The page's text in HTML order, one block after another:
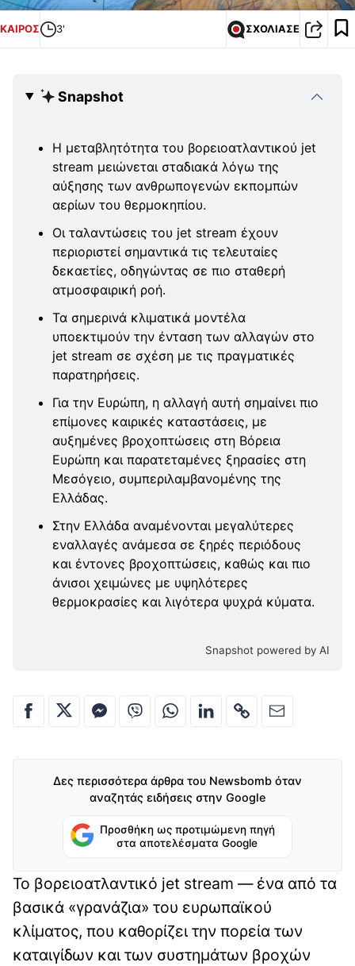
ΚΑΙΡΟΣ 3' ΣΧΟΛΙΑΣΕ
Snapshot
Η μεταβλητότητα του βορειοατλαντικού jet
stream μειώνεται σταδιακά λόγω της
αύξησης των ανθρωπογενών εκπομπών
αερίων του θερμοκηπίου.
Οι ταλαντώσεις του jet stream έχουν
περιοριστεί σημαντικά τις τελευταίες
δεκαετίες, οδηγώντας σε πιο σταθερή
ατμοσφαιρική ροή.
Τα σημερινά κλιματικά μοντέλα
υποεκτιμούν την ένταση των αλλαγών στο
jet stream σε σχέση με τις πραγματικές
παρατηρήσεις.
Για την Ευρώπη, η αλλαγή αυτή σημαίνει πιο
επίμονες καιρικές καταστάσεις, με
αυξημένες βροχοπτώσεις στη Βόρεια
Ευρώπη και παρατεταμένες ξηρασίες στη
Μεσόγειο, συμπεριλαμβανομένης της
Ελλάδας.
Στην Ελλάδα αναμένονται μεγαλύτερες
εναλλαγές ανάμεσα σε ξηρές περιόδους
και έντονες βροχοπτώσεις, καθώς και πιο
άνισοι χειμώνες με υψηλότερες
θερμοκρασίες και λιγότερα ψυχρά κύματα.
Snapshot powered by AI
Δες περισσότερα άρθρα του Newsbomb όταν
αναζητάς ειδήσεις στην Google
Προσθήκη ως προτιμώμενη πηγή
στα αποτελέσματα Google
Το βορειοατλαντικό jet stream — ένα από τα
βασικά «γρανάζια» του ευρωπαϊκού
κλίματος, που καθορίζει την πορεία των
καταιγίδων και των συστημάτων βροχών